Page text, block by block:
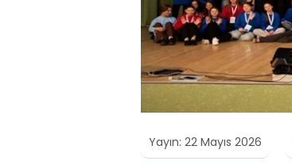
Yayın: 22 Mayıs 2026